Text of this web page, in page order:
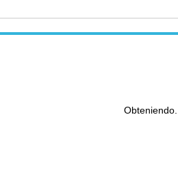
Obteniendo...